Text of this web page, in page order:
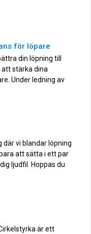
för löpare
din löpning till
stärka dina
Under ledning av
där vi blandar löpning
att sätta i ett par
ljudfil. Hoppas du
är ett